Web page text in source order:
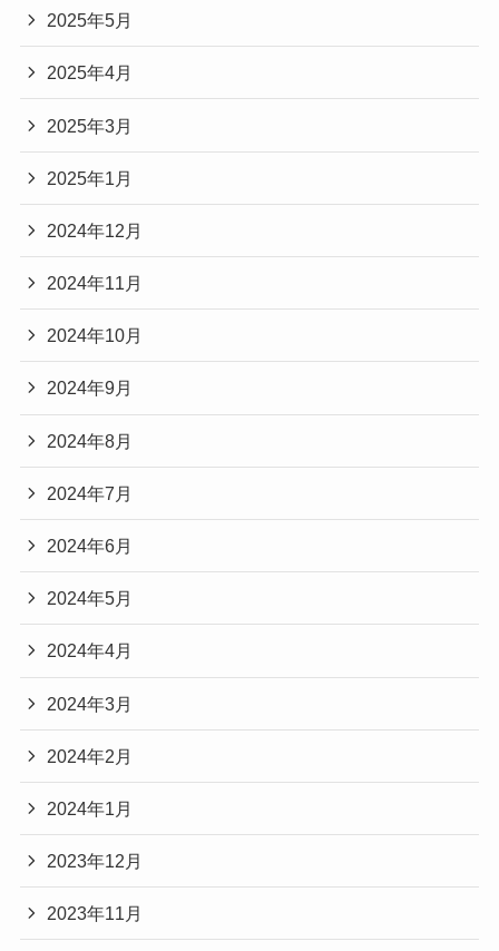
2025年5月
2025年4月
2025年3月
2025年1月
2024年12月
2024年11月
2024年10月
2024年9月
2024年8月
2024年7月
2024年6月
2024年5月
2024年4月
2024年3月
2024年2月
2024年1月
2023年12月
2023年11月